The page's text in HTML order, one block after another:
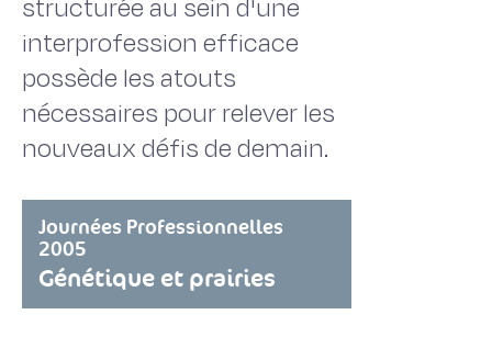
structurée au sein d'une
interprofession efficace
possède les atouts
nécessaires pour relever les
nouveaux défis de demain.
Journées Professionnelles
2005
Génétique et prairies